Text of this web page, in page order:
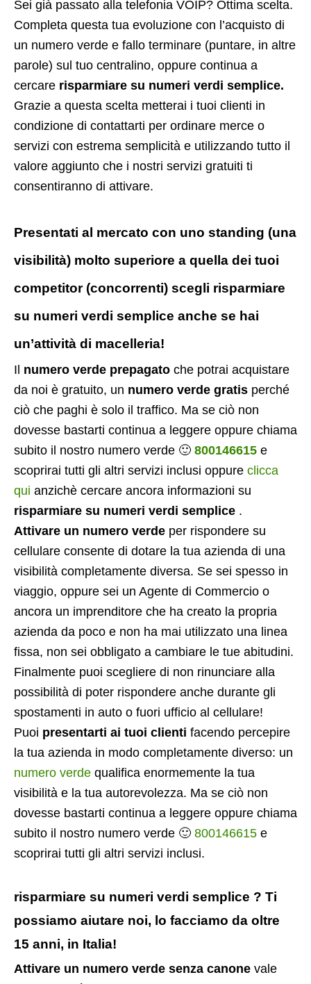
Sei già passato alla telefonia VOIP? Ottima scelta.
Completa questa tua evoluzione con l’acquisto di
un numero verde e fallo terminare (puntare, in altre
parole) sul tuo centralino, oppure continua a
cercare risparmiare su numeri verdi semplice.
Grazie a questa scelta metterai i tuoi clienti in
condizione di contattarti per ordinare merce o
servizi con estrema semplicità e utilizzando tutto il
valore aggiunto che i nostri servizi gratuiti ti
consentiranno di attivare.
Presentati al mercato con uno standing (una
visibilità) molto superiore a quella dei tuoi
competitor (concorrenti) scegli risparmiare
su numeri verdi semplice anche se hai
un’attività di macelleria!
Il numero verde prepagato che potrai acquistare
da noi è gratuito, un numero verde gratis perché
ciò che paghi è solo il traffico. Ma se ciò non
dovesse bastarti continua a leggere oppure chiama
subito il nostro numero verde 🙂 800146615 e
scoprirai tutti gli altri servizi inclusi oppure clicca
qui anzichè cercare ancora informazioni su
risparmiare su numeri verdi semplice .
Attivare un numero verde per rispondere su
cellulare consente di dotare la tua azienda di una
visibilità completamente diversa. Se sei spesso in
viaggio, oppure sei un Agente di Commercio o
ancora un imprenditore che ha creato la propria
azienda da poco e non ha mai utilizzato una linea
fissa, non sei obbligato a cambiare le tue abitudini.
Finalmente puoi scegliere di non rinunciare alla
possibilità di poter rispondere anche durante gli
spostamenti in auto o fuori ufficio al cellulare!
Puoi presentarti ai tuoi clienti facendo percepire
la tua azienda in modo completamente diverso: un
numero verde qualifica enormemente la tua
visibilità e la tua autorevolezza. Ma se ciò non
dovesse bastarti continua a leggere oppure chiama
subito il nostro numero verde 🙂 800146615 e
scoprirai tutti gli altri servizi inclusi.
risparmiare su numeri verdi semplice ? Ti
possiamo aiutare noi, lo facciamo da oltre
15 anni, in Italia!
Attivare un numero verde senza canone vale